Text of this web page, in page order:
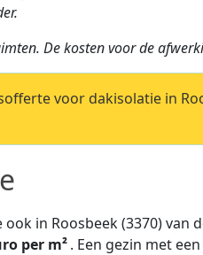
De kosten voor de
voor dakisolatie in
in Roosbeek (3370) van
per m². Een gezin met